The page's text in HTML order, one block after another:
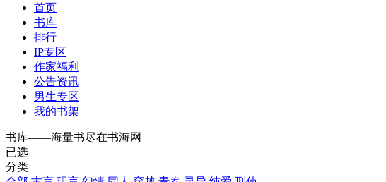
首页
书库
排行
IP专区
作家福利
公告资讯
男生专区
我的书架
书库——海量书尽在书海网
已选
分类